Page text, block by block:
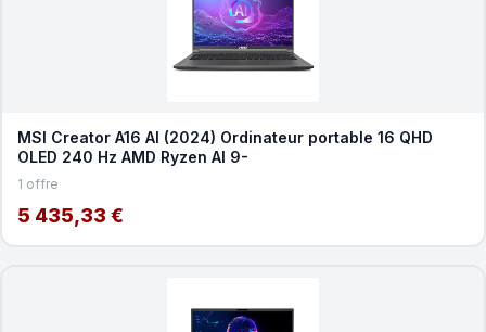
MSI Creator A16 AI (2024) Ordinateur portable 16 QHD
OLED 240 Hz AMD Ryzen AI 9-
1 offre
5 435,33 €